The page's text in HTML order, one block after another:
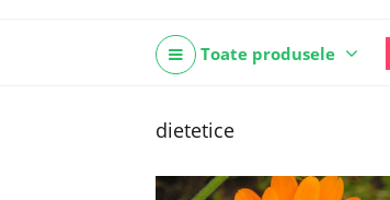
Toate produsele
dietetice